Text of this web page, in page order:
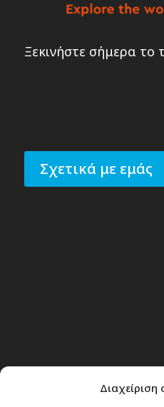
Διαχείριση
Ξεκινήστε σήμερα το
Σχετικά με εμάς